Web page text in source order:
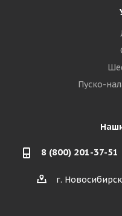
Пуско-
8 (800) 201-37-51
г.